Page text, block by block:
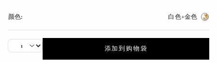
颜色: 白色+金色
添加到购物袋